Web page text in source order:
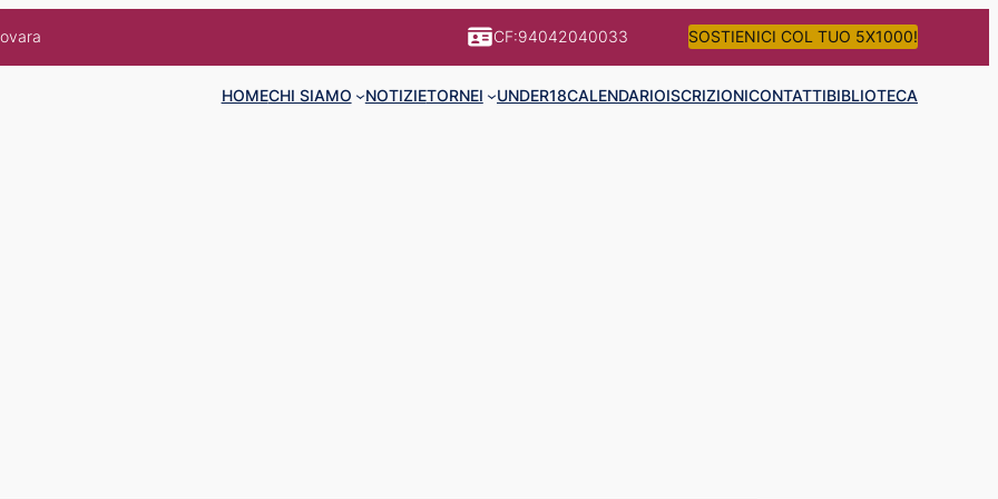
CF:94042040033 SOSTIENICI COL TUO 5X1000!
HOMECHI SIAMO NOTIZIETORNEI UNDER18CALENDARIOISCRIZIONICONTATTIBIBLIOTECA